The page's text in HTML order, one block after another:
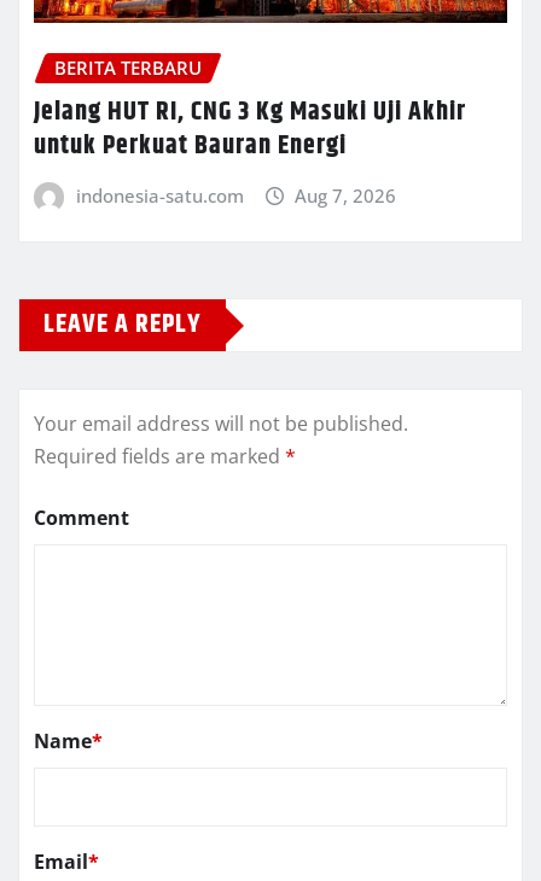
BERITA TERBARU
Jelang HUT RI, CNG 3 Kg Masuki Uji Akhir
untuk Perkuat Bauran Energi
indonesia-satu.com Aug 7, 2026
LEAVE A REPLY
Your email address will not be published.
Required fields are marked *
Comment
Name*
Email*